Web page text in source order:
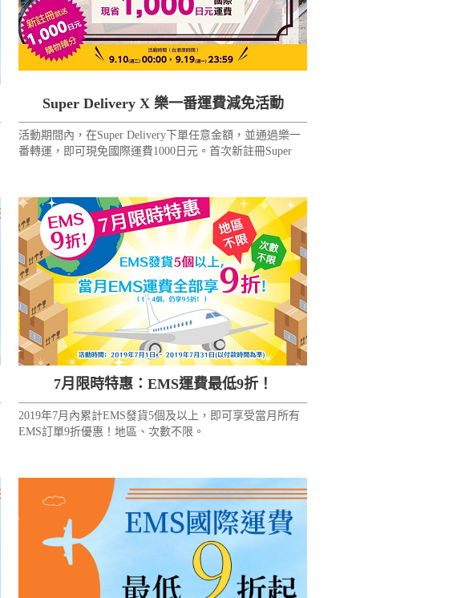
Super Delivery X 樂一番運費減免活動
活動期間內，在Super Delivery下單任意金額，並通過樂一
番轉運，即可現免國際運費1000日元。首次新註冊Super
7月限時特惠：EMS運費最低9折！
2019年7月內累計EMS發貨5個及以上，即可享受當月所有
EMS訂單9折優惠！地區、次數不限。